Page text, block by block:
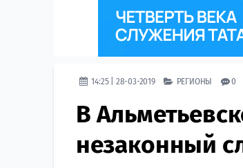
14:25 | 28-03-2019 РЕГИОНЫ 0
​В
незаконный